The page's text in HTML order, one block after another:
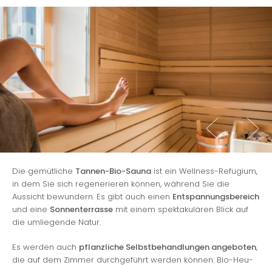
Die gemütliche Tannen-Bio-Sauna ist ein Wellness-Refugium,
in dem Sie sich regenerieren können, während Sie die
Aussicht bewundern. Es gibt auch einen Entspannungsbereich
und eine Sonnenterrasse mit einem spektakulären Blick auf
die umliegende Natur.
Es werden auch pflanzliche Selbstbehandlungen angeboten,
die auf dem Zimmer durchgeführt werden können: Bio-Heu-